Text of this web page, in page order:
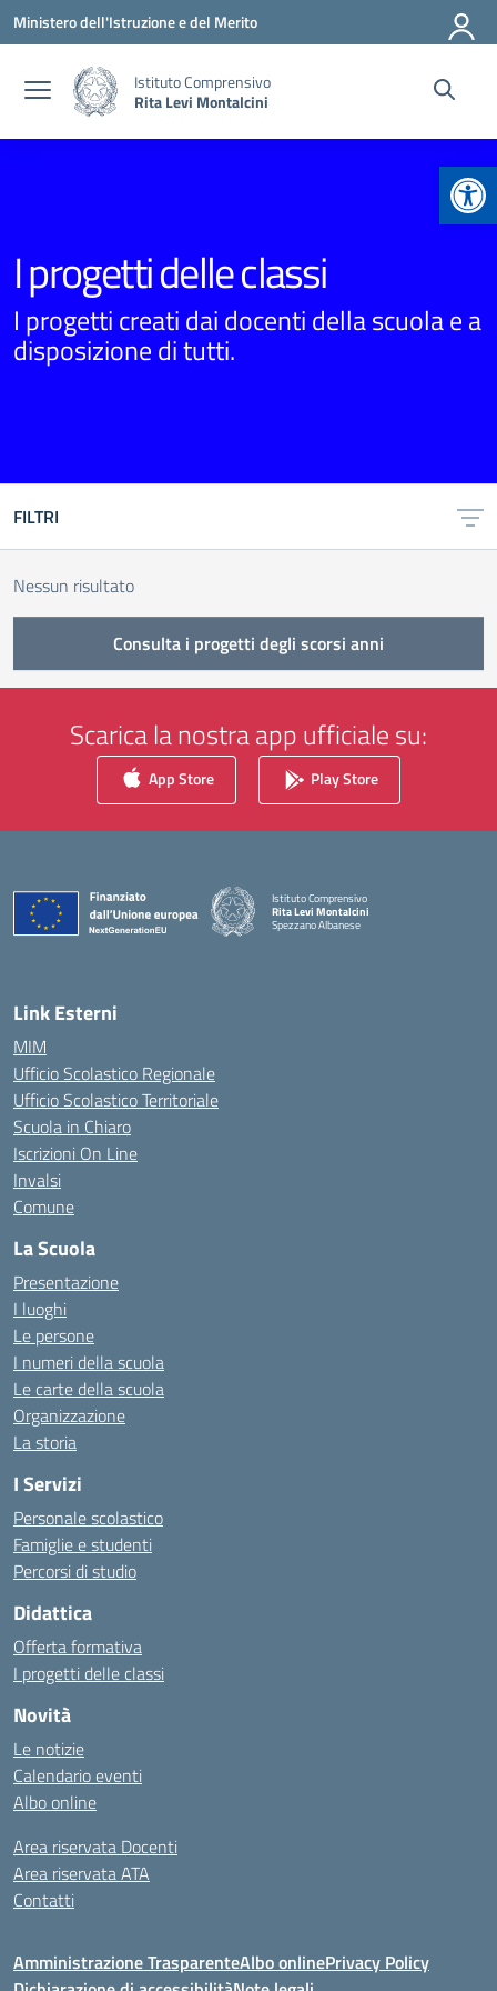
Vai ai contenuti
Vai al menu di navigazione
Vai al footer
Ministero dell'Istruzione e del Merito
Istituto Comprensivo
Rita Levi Montalcini
I progetti delle classi
I progetti creati dai docenti della scuola e a
disposizione di tutti.
FILTRI
Nessun risultato
Consulta i progetti degli scorsi anni
Scarica la nostra app ufficiale su:
App Store Play Store
Istituto Comprensivo
Rita Levi Montalcini
Spezzano Albanese
— Visita la pagina iniziale della scuola
Link Esterni
MIM
Ufficio Scolastico Regionale
Ufficio Scolastico Territoriale
Scuola in Chiaro
Iscrizioni On Line
Invalsi
Comune
La Scuola
Presentazione
I luoghi
Le persone
I numeri della scuola
Le carte della scuola
Organizzazione
La storia
I Servizi
Personale scolastico
Famiglie e studenti
Percorsi di studio
Didattica
Offerta formativa
I progetti delle classi
Novità
Le notizie
Calendario eventi
Albo online
Area riservata Docenti
Area riservata ATA
Contatti
Amministrazione TrasparenteAlbo onlinePrivacy Policy